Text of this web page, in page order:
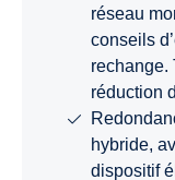
réseau
conseils
rechange.
réduction
hybride,
dispositif